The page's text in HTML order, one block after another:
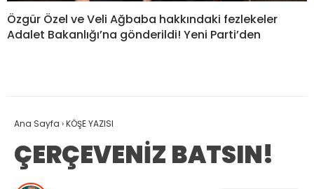
Özgür Özel ve Veli Ağbaba hakkındaki fezlekeler
Adalet Bakanlığı’na gönderildi! Yeni Parti’den
Ana Sayfa ›KÖŞE YAZISI
ÇERÇEVENİZ BATSIN!